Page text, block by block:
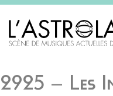
2925 – Les